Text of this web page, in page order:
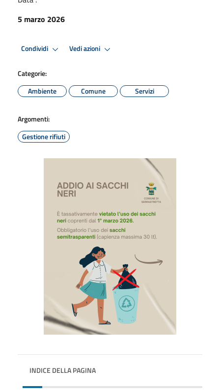
5 marzo 2026
Condividi Vedi azioni
Categorie:
Ambiente
Comune Servizi
Argomenti:
Gestione rifiuti
INDICE DELLA PAGINA